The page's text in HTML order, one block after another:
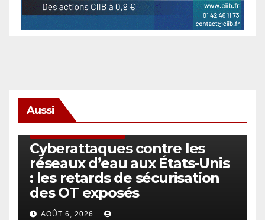
Aussi
Cyberattaques contre les
réseaux d’eau aux États-Unis
: les retards de sécurisation
des OT exposés
AOÛT 6, 2026